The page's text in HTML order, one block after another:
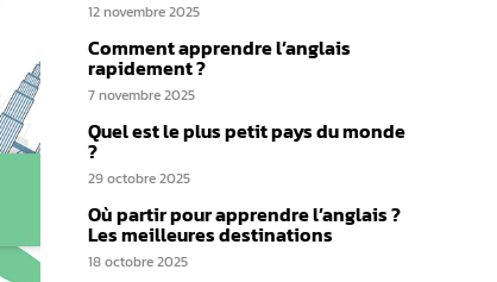
12 novembre 2025
Comment apprendre l’anglais
rapidement ?
7 novembre 2025
Quel est le plus petit pays du monde
?
29 octobre 2025
Où partir pour apprendre l’anglais ?
Les meilleures destinations
18 octobre 2025